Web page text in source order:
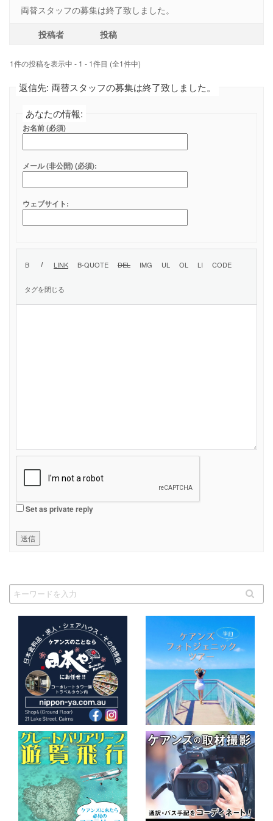
両替スタッフの募集は終了致しました。
投稿者
投稿
1件の投稿を表示中 - 1 - 1件目 (全1件中)
返信先: 両替スタッフの募集は終了致しました。
あなたの情報:
お名前 (必須)
メール (非公開) (必須):
ウェブサイト:
Set as private reply
送信